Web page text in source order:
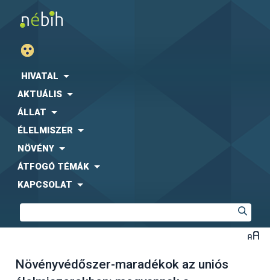
HIVATAL
AKTUÁLIS
ÁLLAT
ÉLELMISZER
NÖVÉNY
ÁTFOGÓ TÉMÁK
KAPCSOLAT
Növényvédőszer-maradékok az uniós